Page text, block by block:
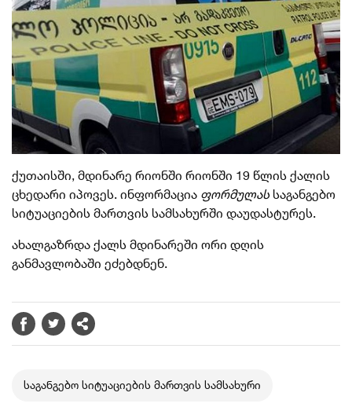
ქუთაისში, მდინარე რიონში რიონში 19 წლის ქალის
ცხედარი იპოვეს. ინფორმაცია ფორმულას საგანგებო
სიტუაციების მართვის სამსახურში დაუდასტურეს.
ახალგაზრდა ქალს მდინარეში ორი დღის
განმავლობაში ეძებდნენ.
საგანგებო სიტუაციების მართვის სამსახური